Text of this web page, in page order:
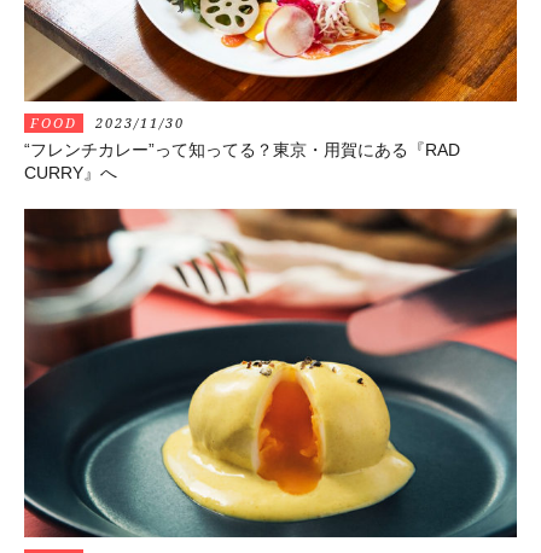
FOOD 2023/11/30
“フレンチカレー”って知ってる？東京・用賀にある『RAD
CURRY』へ